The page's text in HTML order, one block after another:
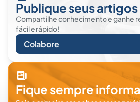
Publique seus artigos
Compartilhe conhecimento e ganhe
fácil e rápido!
Colabore
Fique sempre